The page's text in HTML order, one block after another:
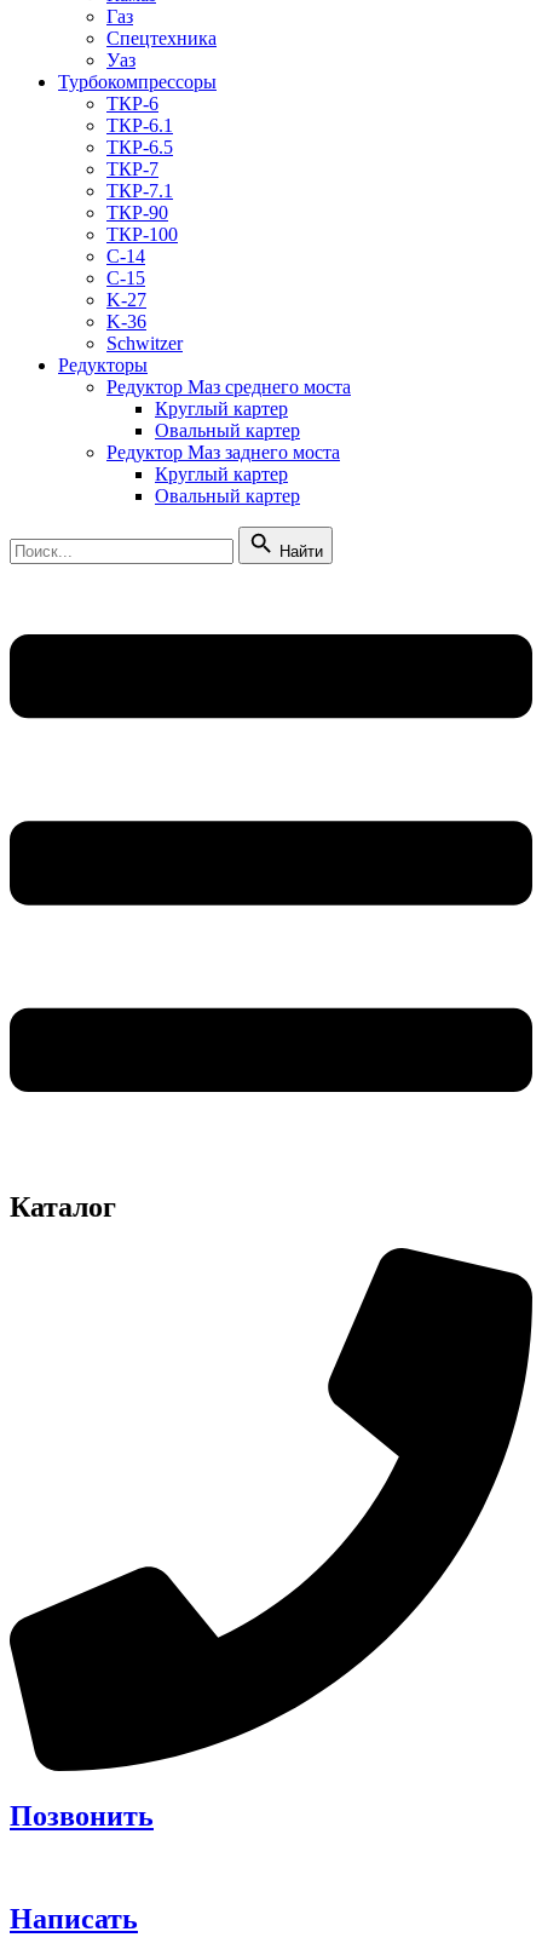
Газ
Спецтехника
Уаз
Турбокомпрессоры
ТКР-6
ТКР-6.1
ТКР-6.5
ТКР-7
ТКР-7.1
ТКР-90
ТКР-100
C-14
C-15
K-27
K-36
Schwitzer
Редукторы
Редуктор Маз среднего моста
Круглый картер
Овальный картер
Редуктор Маз заднего моста
Круглый картер
Овальный картер
Найти
Каталог
Позвонить
Написать